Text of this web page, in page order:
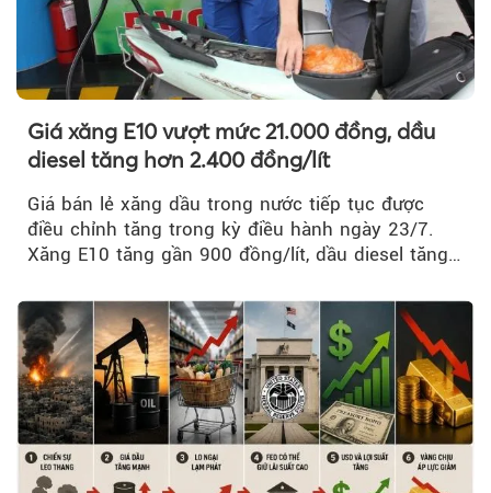
Giá xăng E10 vượt mức 21.000 đồng, dầu
diesel tăng hơn 2.400 đồng/lít
Giá bán lẻ xăng dầu trong nước tiếp tục được
điều chỉnh tăng trong kỳ điều hành ngày 23/7.
Xăng E10 tăng gần 900 đồng/lít, dầu diesel tăng